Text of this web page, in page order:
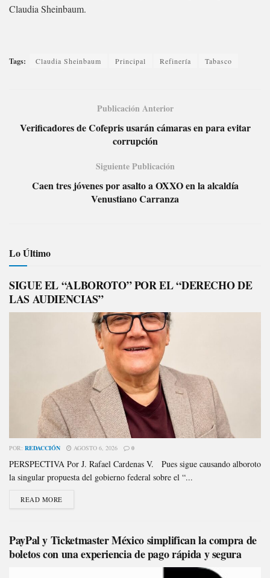
Claudia Sheinbaum.
Tags: Claudia Sheinbaum Principal Refinería Tabasco
Publicación Anterior
Verificadores de Cofepris usarán cámaras en para evitar
corrupción
Siguiente Publicación
Caen tres jóvenes por asalto a OXXO en la alcaldía
Venustiano Carranza
Lo Último
SIGUE EL “ALBOROTO” POR EL “DERECHO DE
LAS AUDIENCIAS”
POR: REDACCIÓN AGOSTO 6, 2026 0
PERSPECTIVA Por J. Rafael Cardenas V. Pues sigue causando alboroto
la singular propuesta del gobierno federal sobre el “...
READ MORE
PayPal y Ticketmaster México simplifican la compra de
boletos con una experiencia de pago rápida y segura